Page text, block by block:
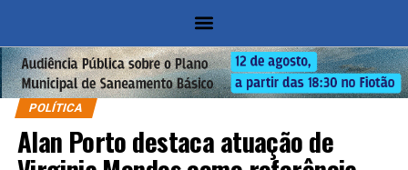
POLÍTICA
Alan Porto destaca atuação de